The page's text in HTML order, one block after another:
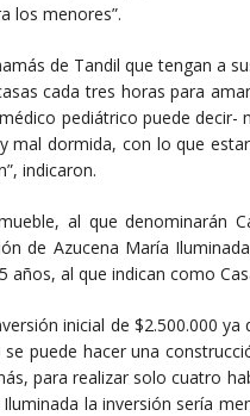
los menores”.
de Tandil que tengan a
cada tres horas para
pediátrico puede
mal dormida, con lo que
indicaron.
al que denominarán
de Azucena María
al que indican como
inicial de $2.500.000
puede hacer una
para realizar solo cuatro
la inversión sería